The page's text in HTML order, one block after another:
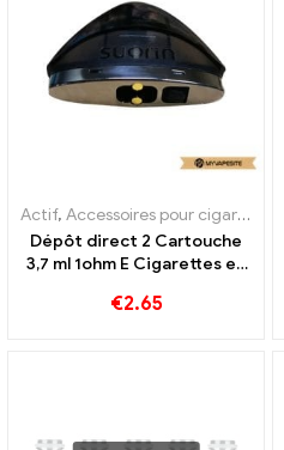
Actif, Accessoires pour cigarettes électroniques
Dépôt direct 2 Cartouche
3,7 ml 1ohm E Cigarettes en
€2.65